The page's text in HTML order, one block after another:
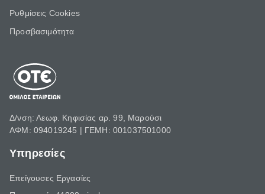
Ρυθμίσεις Cookies
Προσβασιμότητα
Δ/νση: Λεωφ. Κηφισίας αρ. 99, Μαρούσι
ΑΦΜ: 094019245 | ΓΕΜΗ: 001037501000
Υπηρεσίες
Επείγουσες Εργασίες